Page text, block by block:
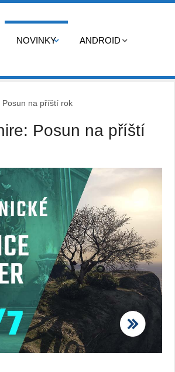
NOVINKY ANDROID
Posun na příští rok
Posun na příští